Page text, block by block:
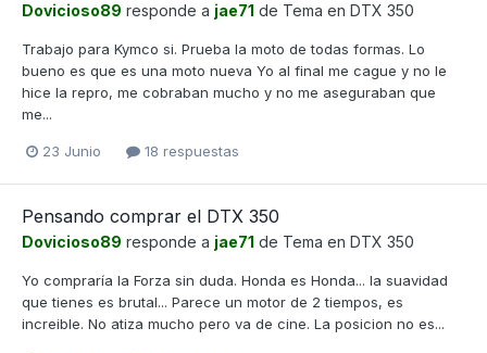
Dovicioso89 responde a jae71 de Tema en DTX 350
Trabajo para Kymco si. Prueba la moto de todas formas. Lo
bueno es que es una moto nueva Yo al final me cague y no le
hice la repro, me cobraban mucho y no me aseguraban que
me...
23 Junio 18 respuestas
Pensando comprar el DTX 350
Dovicioso89 responde a jae71 de Tema en DTX 350
Yo compraría la Forza sin duda. Honda es Honda... la suavidad
que tienes es brutal... Parece un motor de 2 tiempos, es
increible. No atiza mucho pero va de cine. La posicion no es...